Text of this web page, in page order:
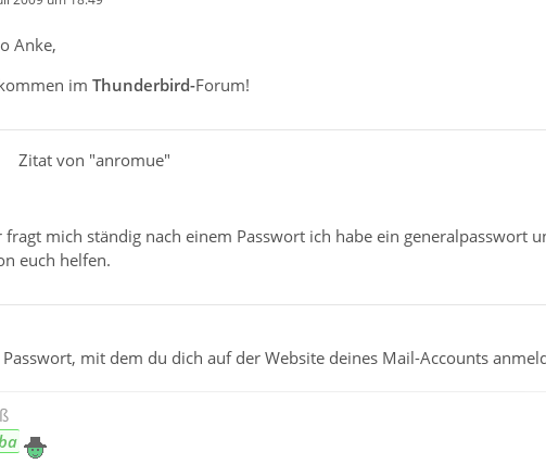
Anke,
im Thunderbird-Forum!
Zitat von "anromue"
fragt mich ständig nach einem Passwort ich habe ein generalpasswort
euch helfen.
Passwort, mit dem du dich auf der Website deines Mail-Accounts